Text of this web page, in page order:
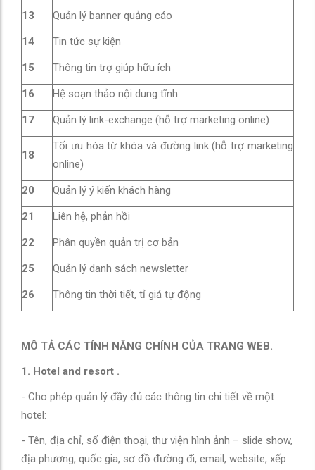
13 Quản lý banner quảng cáo
14 Tin tức sự kiện
15 Thông tin trợ giúp hữu ích
16 Hệ soạn thảo nội dung tĩnh
17 Quản lý link-exchange (hỗ trợ marketing online)
18
Tối ưu hóa từ khóa và đường link (hỗ trợ marketing
online)
20 Quản lý ý kiến khách hàng
21 Liên hệ, phản hồi
22 Phân quyền quản trị cơ bản
25 Quản lý danh sách newsletter
26 Thông tin thời tiết, tỉ giá tự động
MÔ TẢ CÁC TÍNH NĂNG CHÍNH CỦA TRANG WEB.
1. Hotel and resort .
- Cho phép quản lý đầy đủ các thông tin chi tiết về một
hotel:
- Tên, địa chỉ, số điện thoại, thư viện hình ảnh – slide show,
địa phương, quốc gia, sơ đồ đường đi, email, website, xếp